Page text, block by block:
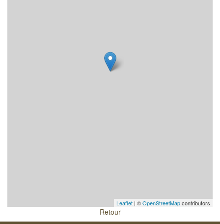
Leaflet | ©OpenStreetMapcontributors
Retour